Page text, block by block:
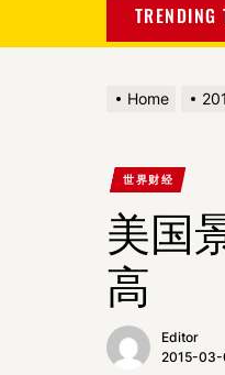
TRENDING
Home
世界财经
美国
高
Editor
2015-03-